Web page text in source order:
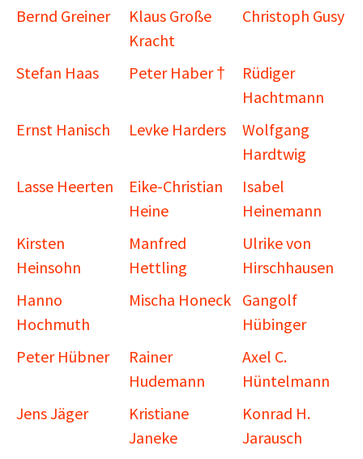
Bernd Greiner
Klaus Große
Kracht
Christoph Gusy
Stefan Haas Peter Haber †
Rüdiger
Hachtmann
Ernst Hanisch
Levke Harders
Wolfgang
Hardtwig
Lasse Heerten
Eike-Christian
Heine
Isabel
Heinemann
Kirsten
Heinsohn
Manfred
Hettling
Ulrike von
Hirschhausen
Hanno
Hochmuth
Mischa Honeck Gangolf
Hübinger
Peter Hübner
Rainer
Hudemann
Axel C.
Hüntelmann
Jens Jäger
Kristiane
Janeke
Konrad H.
Jarausch